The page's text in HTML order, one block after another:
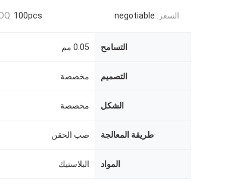
السعر: negotiable
100pcs
التسامح 0.05 مم
التصميم مخصصة
الشكل مخصصة
طريقة المعالجة صب الحقن
المواد البلاستيك